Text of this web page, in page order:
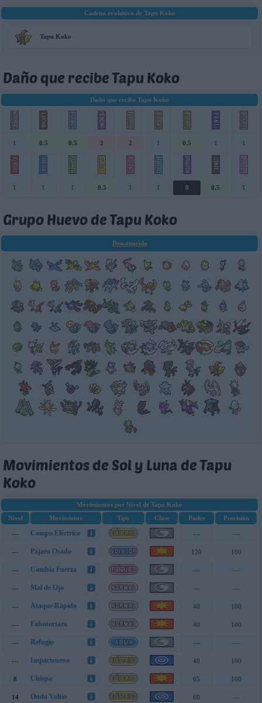
Cadena evolutiva de Tapu Koko
Tapu Koko
Daño que recibe Tapu Koko
Daño que recibe Tapu Koko
1 0.5 0.5 2 2 1 0.5 1 1
1 1 1 0.5 1 1 0 0.5 1
Grupo Huevo de Tapu Koko
Desconocido
Movimientos de Sol y Luna de Tapu
Koko
Movimientos por Nivel de Tapu Koko
Nivel
Movimiento Tipo Clase Poder Precisión
--- Campo Eléctrico --- ---
--- Pájaro Osado 120 100
--- Cambia Fuerza --- ---
--- Mal de Ojo --- ---
--- Ataque Rápido 40 100
--- Falsotortazo 40 100
--- Refugio --- ---
--- Impactrueno 40 100
8 Chispa 65 100
14 Onda Voltio 60 ---